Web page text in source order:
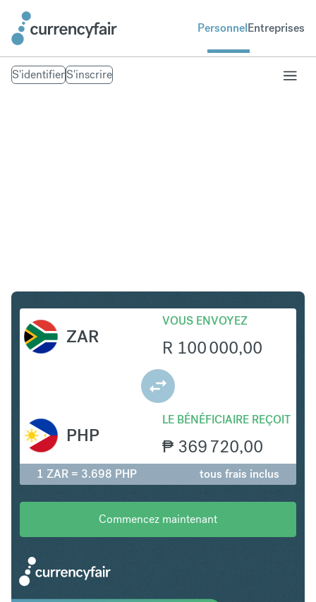
PersonnelEntreprises
S'identifierS'inscrire
ZAR
VOUS ENVOYEZ
R 100 000,00
LE BÉNÉFICIAIRE REÇOIT
₱ 369 720,00
PHP
1 ZAR = 3.698 PHP tous frais inclus
Commencez maintenant